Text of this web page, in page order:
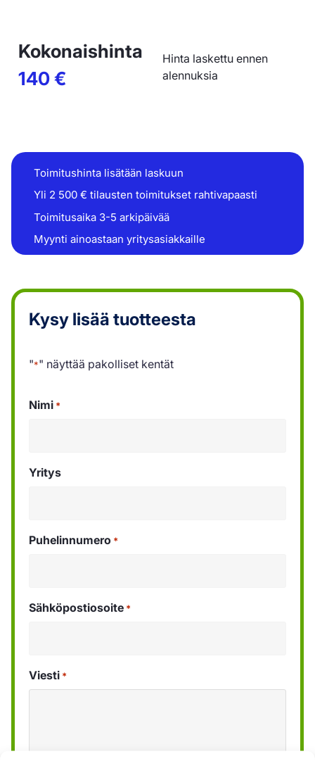
Kokonaishinta
140€
Hinta laskettu ennen
alennuksia
Toimitushinta lisätään laskuun
Yli 2 500 € tilausten toimitukset rahtivapaasti
Toimitusaika 3-5 arkipäivää
Myynti ainoastaan yritysasiakkaille
Kysy lisää tuotteesta
"*" näyttää pakolliset kentät
Nimi *
Yritys
Puhelinnumero *
Sähköpostiosoite *
Viesti *